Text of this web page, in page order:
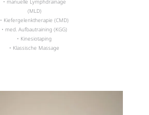
• manuelle Lymphdrainage
(MLD)
• Kiefergelenktherapie (CMD)
• med. Aufbautraining (KGG)
• Kinesiotaping
• Klassische Massage